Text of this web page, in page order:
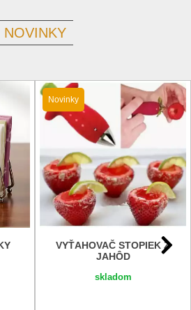
NOVINKY
Novinky
VYŤAHOVAČ STOPIEK Z
JAHÔD
skladom